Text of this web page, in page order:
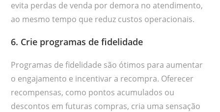
evita perdas de venda por demora no atendimento,
ao mesmo tempo que reduz custos operacionais.
6. Crie programas de fidelidade
Programas de fidelidade são ótimos para aumentar
o engajamento e incentivar a recompra. Oferecer
recompensas, como pontos acumulados ou
descontos em futuras compras, cria uma sensação